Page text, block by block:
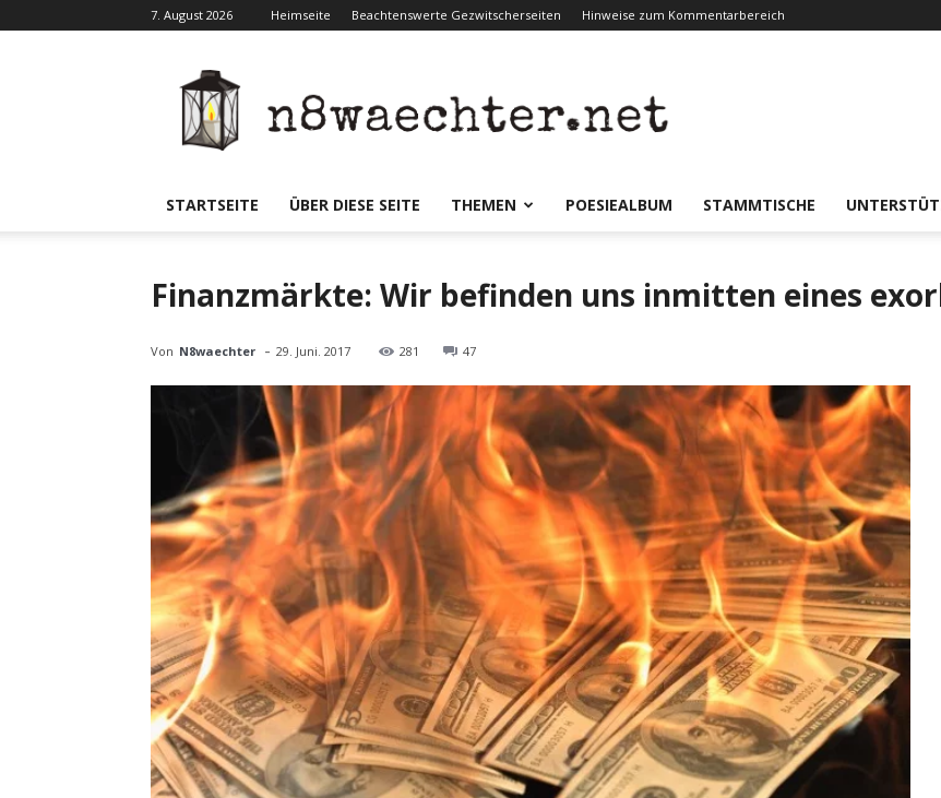
7. August 2026 Heimseite Beachtenswerte Gezwitscherseiten Hinweise zum Kommentarbereich
STARTSEITE ÜBER DIESE SEITE THEMEN POESIEALBUM STAMMTISCHE
Finanzmärkte: Wir befinden uns inmitten eines
Von N8waechter - 29. Juni. 2017 281 47